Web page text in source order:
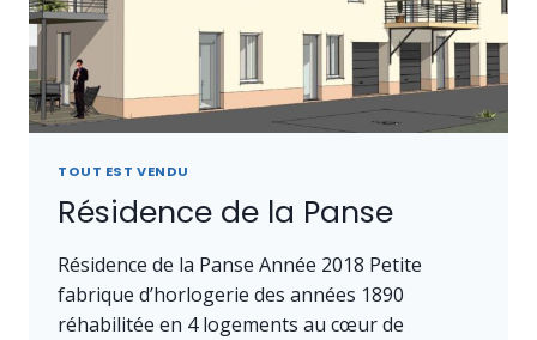
TOUT EST VENDU
Résidence de la Panse
Résidence de la Panse Année 2018 Petite
fabrique d’horlogerie des années 1890
réhabilitée en 4 logements au cœur de